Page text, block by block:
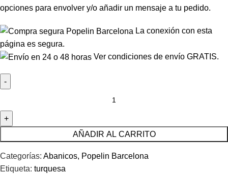
opciones para envolver y/o añadir un mensaje a tu pedido.
La conexión con esta
página es segura.
Ver condiciones de envío GRATIS.
AÑADIR AL CARRITO
Categorías: Abanicos, Popelin Barcelona
Etiqueta: turquesa